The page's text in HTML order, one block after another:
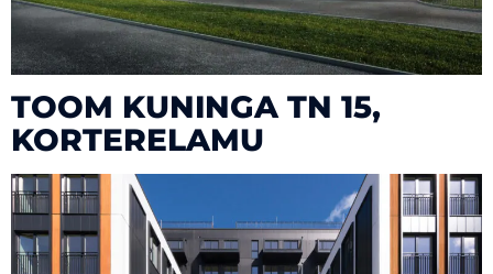
TOOM KUNINGA TN 15,
KORTERELAMU